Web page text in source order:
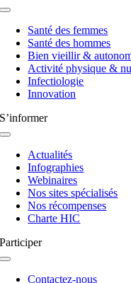
Navigation
basculeSanté des femmes
Santé des hommes
Bien vieillir &
Activité physique &
Infectiologie
Innovation
S’informer
Navigation
basculeActualités
Infographies
Webinaires
Nos sites spécialisés
Nos récompenses
Charte HIC
Participer
Navigation
Contactez-nous